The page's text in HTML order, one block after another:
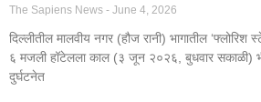
The Sapiens News June 4, 2026
दिल्लीतील मालवीय नगर (हौज रानी) भागातील
६ मजली हॉटेलला काल (३ जून २०२६, बुधवार सकाळी)
दुर्घटनेत